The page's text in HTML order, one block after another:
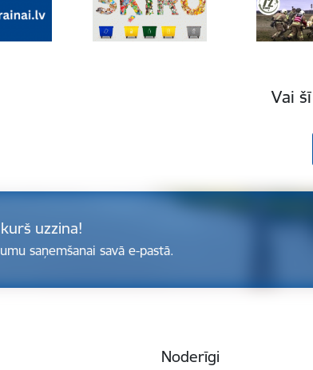
Vai
uzzina!
saņemšanai savā e-pastā.
Noderīgi